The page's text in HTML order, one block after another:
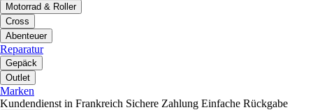
Motorrad & Roller
Cross
Abenteuer
Reparatur
Gepäck
Outlet
Marken
Kundendienst in Frankreich Sichere Zahlung Einfache Rückgabe